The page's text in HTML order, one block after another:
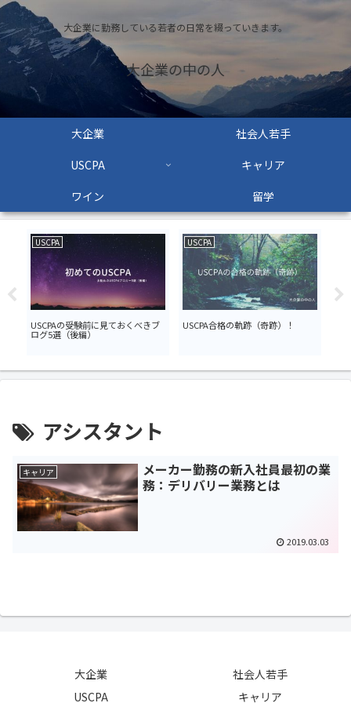
大企業に勤務している若者の日常を綴っていきます。
大企業の中の人
大企業
社会人若手
USCPA
キャリア
ワイン
留学
USCPA
USCPAの受験前に見ておくべきブ
ログ5選（後編）
USCPA
USCPA合格の軌跡（奇跡）！
アシスタント
キャリア
メーカー勤務の新入社員最初の業
務：デリバリー業務とは
2019.03.03
大企業
社会人若手
USCPA
キャリア